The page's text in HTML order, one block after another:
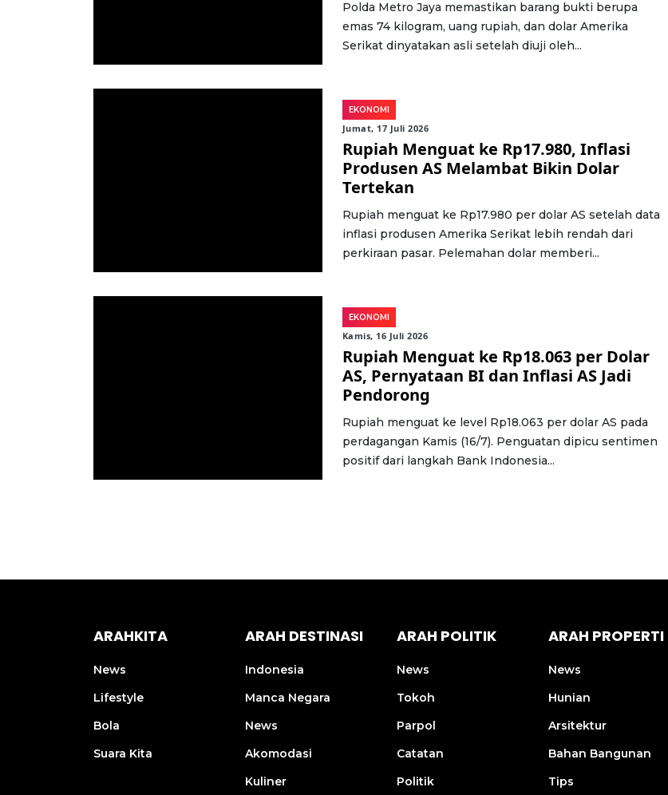
Polda Metro Jaya memastikan barang bukti berupa
emas 74 kilogram, uang rupiah, dan dolar Amerika
Serikat dinyatakan asli setelah diuji oleh...
EKONOMI
Jumat, 17 Juli 2026
Rupiah Menguat ke Rp17.980, Inflasi
Produsen AS Melambat Bikin Dolar
Tertekan
Rupiah menguat ke Rp17.980 per dolar AS setelah data
inflasi produsen Amerika Serikat lebih rendah dari
perkiraan pasar. Pelemahan dolar memberi...
EKONOMI
Kamis, 16 Juli 2026
Rupiah Menguat ke Rp18.063 per Dolar
AS, Pernyataan BI dan Inflasi AS Jadi
Pendorong
Rupiah menguat ke level Rp18.063 per dolar AS pada
perdagangan Kamis (16/7). Penguatan dipicu sentimen
positif dari langkah Bank Indonesia...
ARAHKITA
News
Lifestyle
Bola
Suara Kita
ARAH DESTINASI
Indonesia
Manca Negara
News
Akomodasi
Kuliner
ARAH POLITIK
News
Tokoh
Parpol
Catatan
Politik
ARAH PROPERTI
News
Hunian
Arsitektur
Bahan Bangunan
Tips